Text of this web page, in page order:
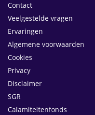
Contact
Veelgestelde vragen
Ervaringen
Algemene voorwaarden
Cookies
Privacy
Disclaimer
SGR
Calamiteitenfonds